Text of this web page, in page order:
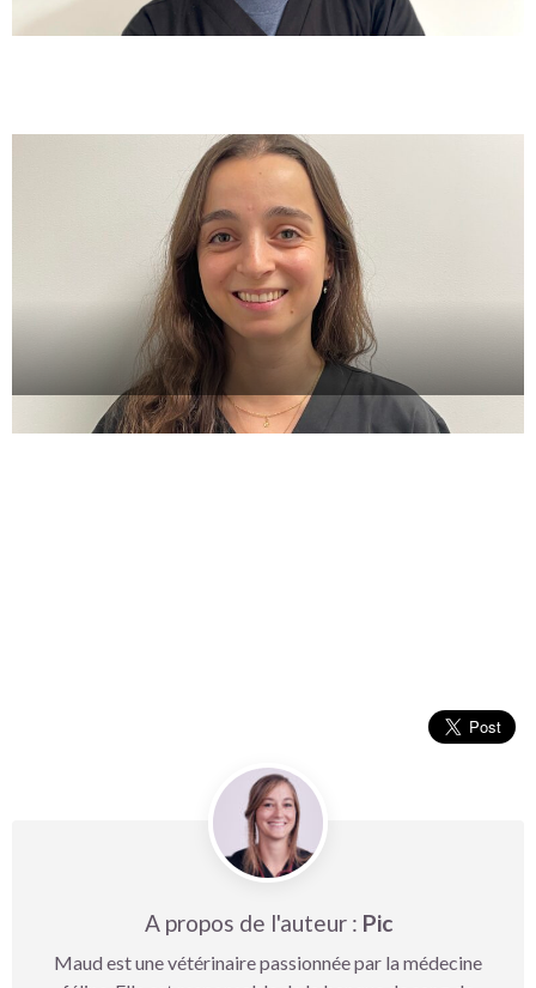
Dr Antoine Vassal
Dr Léa Visinoni
A propos de l'auteur : Pic
Maud est une vétérinaire passionnée par la médecine